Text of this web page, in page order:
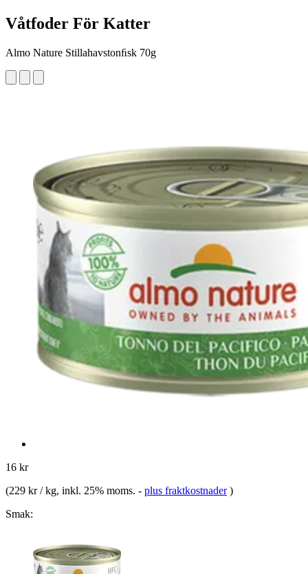
Våtfoder För Katter
Almo Nature Stillahavstonﬁsk 70g
16 kr
(229 kr / kg, inkl. 25% moms. - plus fraktkostnader )
Smak: